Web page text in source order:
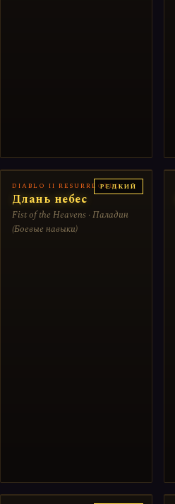
РЕДКИЙ
DIABLO II RESURRECTED
Длань небес
Fist of the Heavens · Паладин
(Боевые навыки)